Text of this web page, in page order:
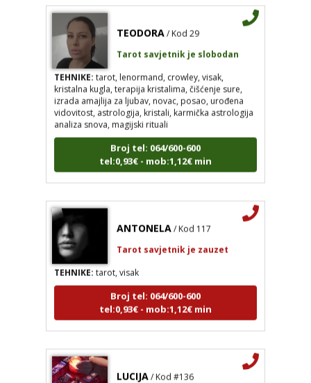
TEODORA / Kod 29
Tarot savjetnik je slobodan
TEHNIKE:tarot, lenormand, crowley, visak,
kristalna kugla, terapija kristalima, čišćenje sure,
izrada amajlija za ljubav, novac, posao, urođena
vidovitost, astrologija, kristali, karmička astrologija
analiza snova, magijski rituali
Broj tel: 064/600-600
tel:0,93€ - mob:1,12€ min
ANTONELA / Kod 117
Tarot savjetnik je zauzet
TEHNIKE:tarot, visak
Broj tel: 064/600-600
tel:0,93€ - mob:1,12€ min
LUCIJA / Kod #136